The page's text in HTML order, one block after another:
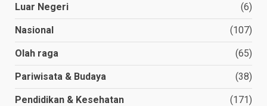
Luar Negeri (6)
Nasional (107)
Olah raga (65)
Pariwisata & Budaya (38)
Pendidikan & Kesehatan
(171)